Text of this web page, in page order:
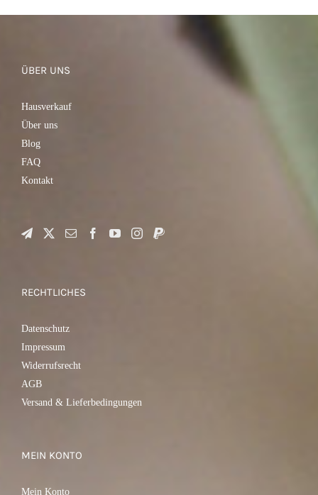
DETAILS
ÜBER UNS
Hausverkauf
Über uns
Blog
FAQ
Kontakt
RECHTLICHES
Datenschutz
Impressum
Widerrufsrecht
AGB
Versand & Lieferbedingungen
MEIN KONTO
Mein Konto